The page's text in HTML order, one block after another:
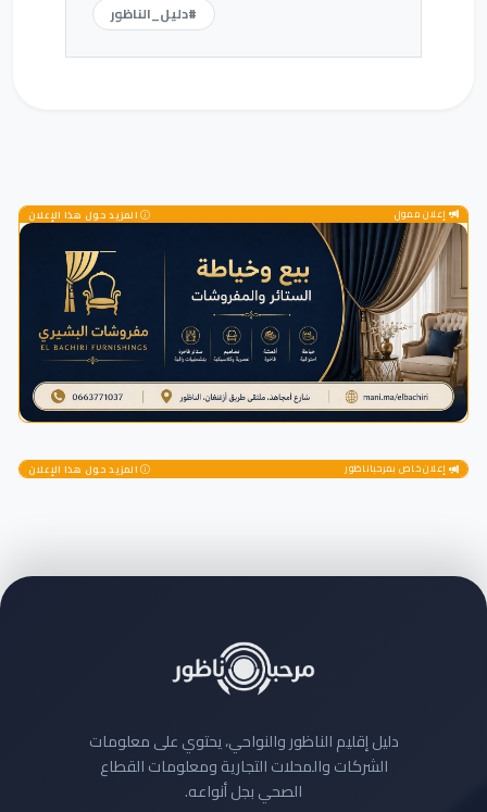
#دليل_الناظور
إعلان ممول المزيد حول هذا الإعلان
إعلان خاص بمرحباناظور المزيد حول هذا الإعلان
دليل إقليم الناظور والنواحي، يحتوي على معلومات
الشركات والمحلات التجارية ومعلومات القطاع
الصحي بجل أنواعه.